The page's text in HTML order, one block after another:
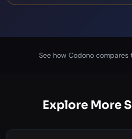
See how Codono
Explore More